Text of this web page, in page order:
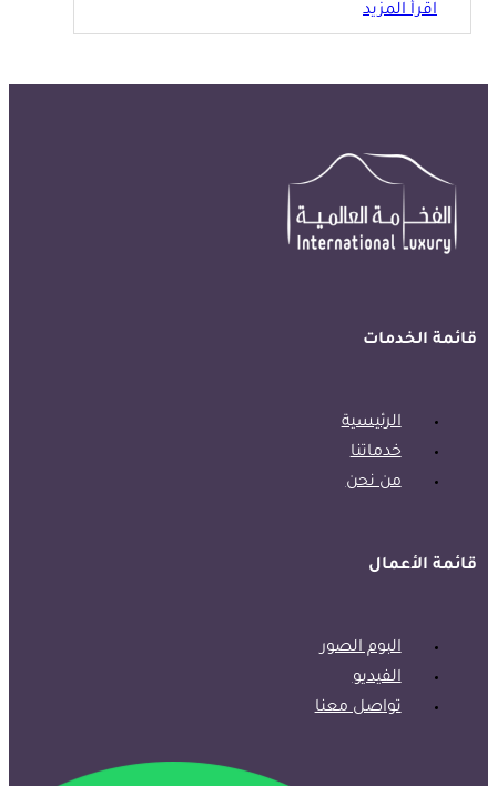
اقرأ المزيد
قائمة الخدمات
الرئيسية
خدماتنا
من نحن
قائمة الأعمال
البوم الصور
الفيديو
تواصل معنا